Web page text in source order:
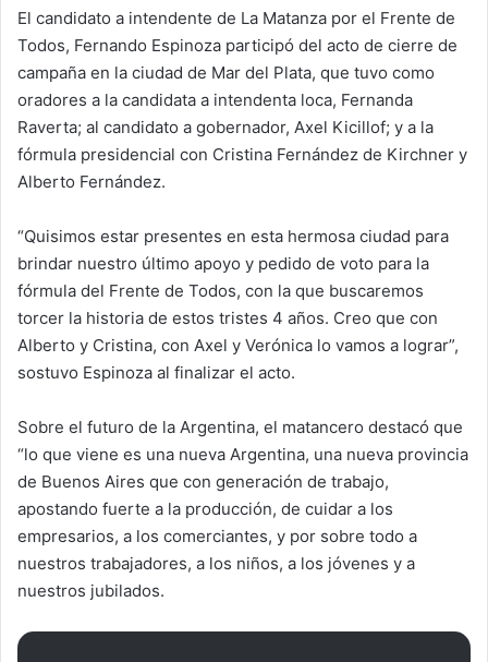
El candidato a intendente de La Matanza por el Frente de
Todos, Fernando Espinoza participó del acto de cierre de
campaña en la ciudad de Mar del Plata, que tuvo como
oradores a la candidata a intendenta loca, Fernanda
Raverta; al candidato a gobernador, Axel Kicillof; y a la
fórmula presidencial con Cristina Fernández de Kirchner y
Alberto Fernández.
“Quisimos estar presentes en esta hermosa ciudad para
brindar nuestro último apoyo y pedido de voto para la
fórmula del Frente de Todos, con la que buscaremos
torcer la historia de estos tristes 4 años. Creo que con
Alberto y Cristina, con Axel y Verónica lo vamos a lograr”,
sostuvo Espinoza al finalizar el acto.
Sobre el futuro de la Argentina, el matancero destacó que
“lo que viene es una nueva Argentina, una nueva provincia
de Buenos Aires que con generación de trabajo,
apostando fuerte a la producción, de cuidar a los
empresarios, a los comerciantes, y por sobre todo a
nuestros trabajadores, a los niños, a los jóvenes y a
nuestros jubilados.